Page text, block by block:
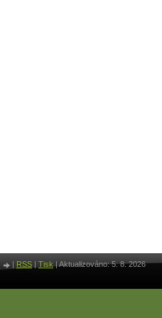
RSS Tisk Aktualizováno: 5. 8. 2026